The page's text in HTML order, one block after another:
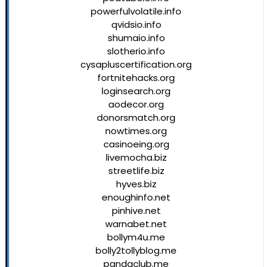
powerfulvolatile.info
qvidsio.info
shumaio.info
slotherio.info
cysapluscertification.org
fortnitehacks.org
loginsearch.org
aodecor.org
donorsmatch.org
nowtimes.org
casinoeing.org
livemocha.biz
streetlife.biz
hyves.biz
enoughinfo.net
pinhive.net
warnabet.net
bollym4u.me
bolly2tollyblog.me
pandaclub.me